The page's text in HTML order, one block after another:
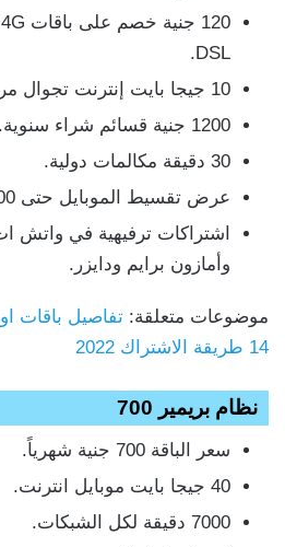
DSL.
10 جيجا بايت إنترنت تجوال مرة في السنة.
1200 جنية قسائم شراء سنوية.
30 دقيقة مكالمات دولية.
عرض تقسيط الموبايل حتى 12000 جنية.
اشتراكات ترفيهية في واتش
وأمازون برايم ودايزر.
موضوعات متعلقة: تفاصيل باقات
14 طريقة الاشتراك 2022
نظام بريمير 700
سعر الباقة 700 جنية شهرياً.
40 جيجا بايت موبايل انترنت.
7000 دقيقة لكل الشبكات.